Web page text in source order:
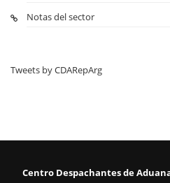
Notas del sector
Tweets by CDARepArg
Centro Despachantes de